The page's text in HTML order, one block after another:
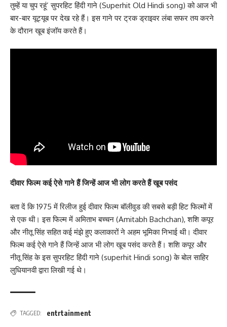
तुम्हें या चुप रहूं’ सुपरहिट हिंदी गाने (Superhit Old Hindi song) को आज भी
बार-बार यूट्यूब पर देख रहे हैं। इस गाने पर ट्रक ड्राइवर लंबा सफर तय करने
के दौरान खूब इंजॉय करते हैं।
दीवार फिल्म कई ऐसे गाने हैं जिन्हें आज भी लोग करते हैं खूब पसंद
बता दें कि 1975 में रिलीज हुई दीवार फिल्म बॉलीवुड की सबसे बड़ी हिट फिल्मों में
से एक थी। इस फिल्म में अमिताभ बच्चन (Amitabh Bachchan), शशि कपूर
और नीतू सिंह सहित कई मंझे हुए कलाकारों ने अहम भूमिका निभाई थी। दीवार
फिल्म कई ऐसे गाने हैं जिन्हें आज भी लोग खूब पसंद करते हैं। शशि कपूर और
नीतू सिंह के इस सुपरहिट हिंदी गाने (superhit Hindi song) के बोल साहिर
लुधियानवी द्वारा लिखी गई थे।
TAGGED: entrtainment